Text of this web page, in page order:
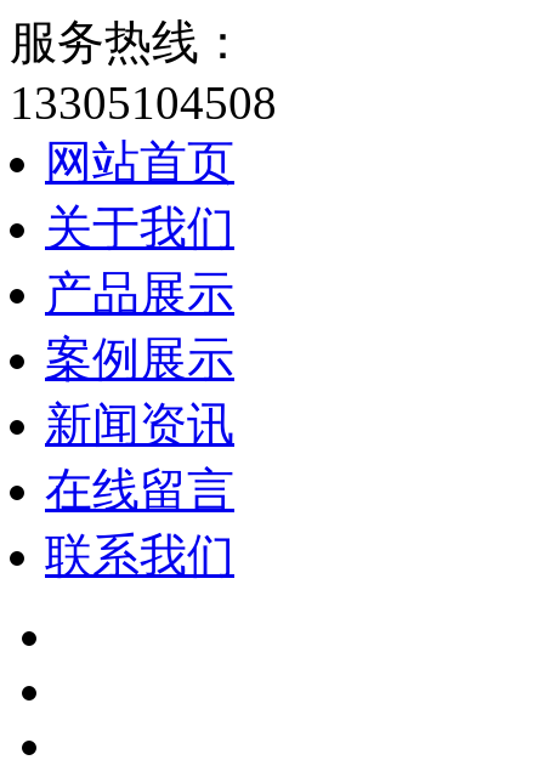
服务热线：
13305104508
网站首页
关于我们
产品展示
案例展示
新闻资讯
在线留言
联系我们